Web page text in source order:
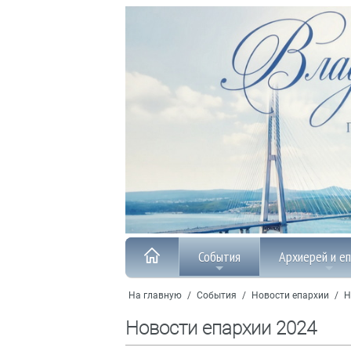
События Архиерей и
На главную / События / Новости епархии /
Новости епархии 2024